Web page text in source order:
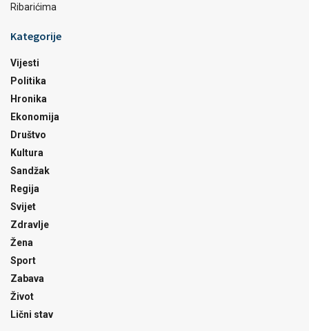
Ribarićima
Kategorije
Vijesti
Politika
Hronika
Ekonomija
Društvo
Kultura
Sandžak
Regija
Svijet
Zdravlje
Žena
Sport
Zabava
Život
Lični stav